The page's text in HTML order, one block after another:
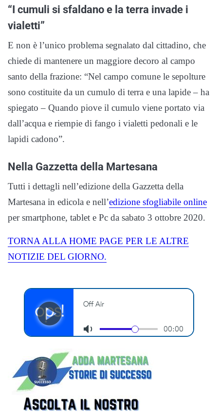
“I cumuli si sfaldano e la terra invade i
vialetti”
E non è l’unico problema segnalato dal cittadino, che
chiede di mantenere un maggiore decoro al campo
santo della frazione: “Nel campo comune le sepolture
sono costituite da un cumulo di terra e una lapide – ha
spiegato – Quando piove il cumulo viene portato via
dall’acqua e riempie di fango i vialetti pedonali e le
lapidi cadono”.
Nella Gazzetta della Martesana
Tutti i dettagli nell’edizione della Gazzetta della
Martesana in edicola e nell’edizione sfogliabile online
per smartphone, tablet e Pc da sabato 3 ottobre 2020.
TORNA ALLA HOME PAGE PER LE ALTRE
NOTIZIE DEL GIORNO.